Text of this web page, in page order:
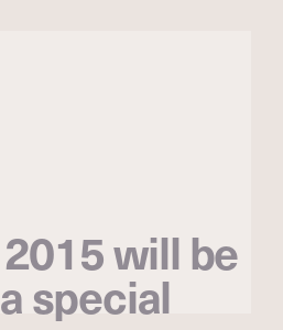
will be
special